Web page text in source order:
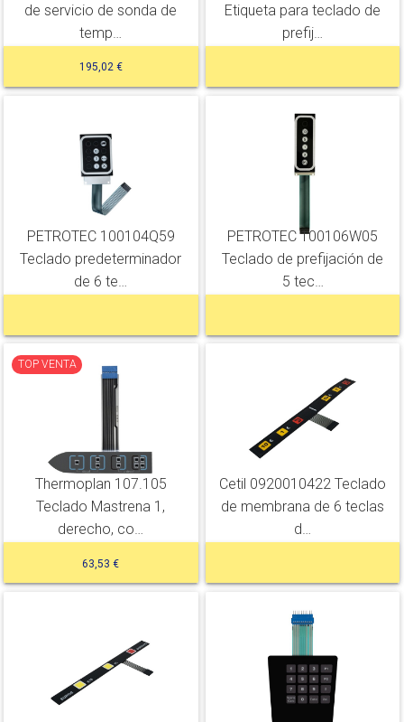
de servicio de sonda de
temp…
195,02 €
Etiqueta para teclado de
prefij…
PETROTEC 100104Q59
Teclado predeterminador
de 6 te…
PETROTEC 100106W05
Teclado de prefijación de
5 tec…
TOP VENTA
Thermoplan 107.105
Teclado Mastrena 1,
derecho, co…
63,53 €
Cetil 0920010422 Teclado
de membrana de 6 teclas
d…